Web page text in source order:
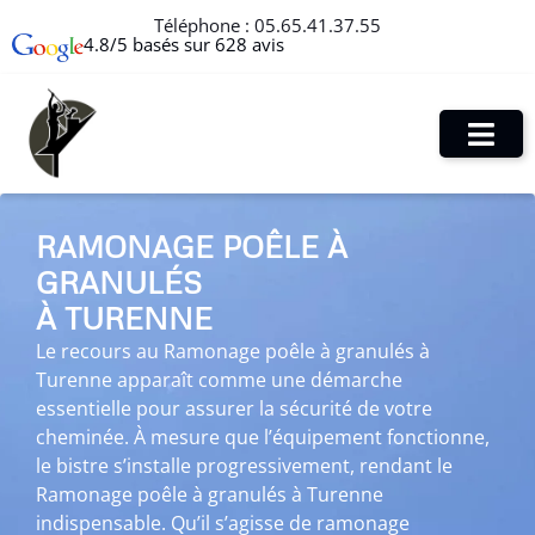
Téléphone : 05.65.41.37.55
4.8/5 basés sur 628 avis
RAMONAGE POÊLE À
GRANULÉS
À TURENNE
Le recours au Ramonage poêle à granulés à
Turenne apparaît comme une démarche
essentielle pour assurer la sécurité de votre
cheminée. À mesure que l’équipement fonctionne,
le bistre s’installe progressivement, rendant le
Ramonage poêle à granulés à Turenne
indispensable. Qu’il s’agisse de ramonage